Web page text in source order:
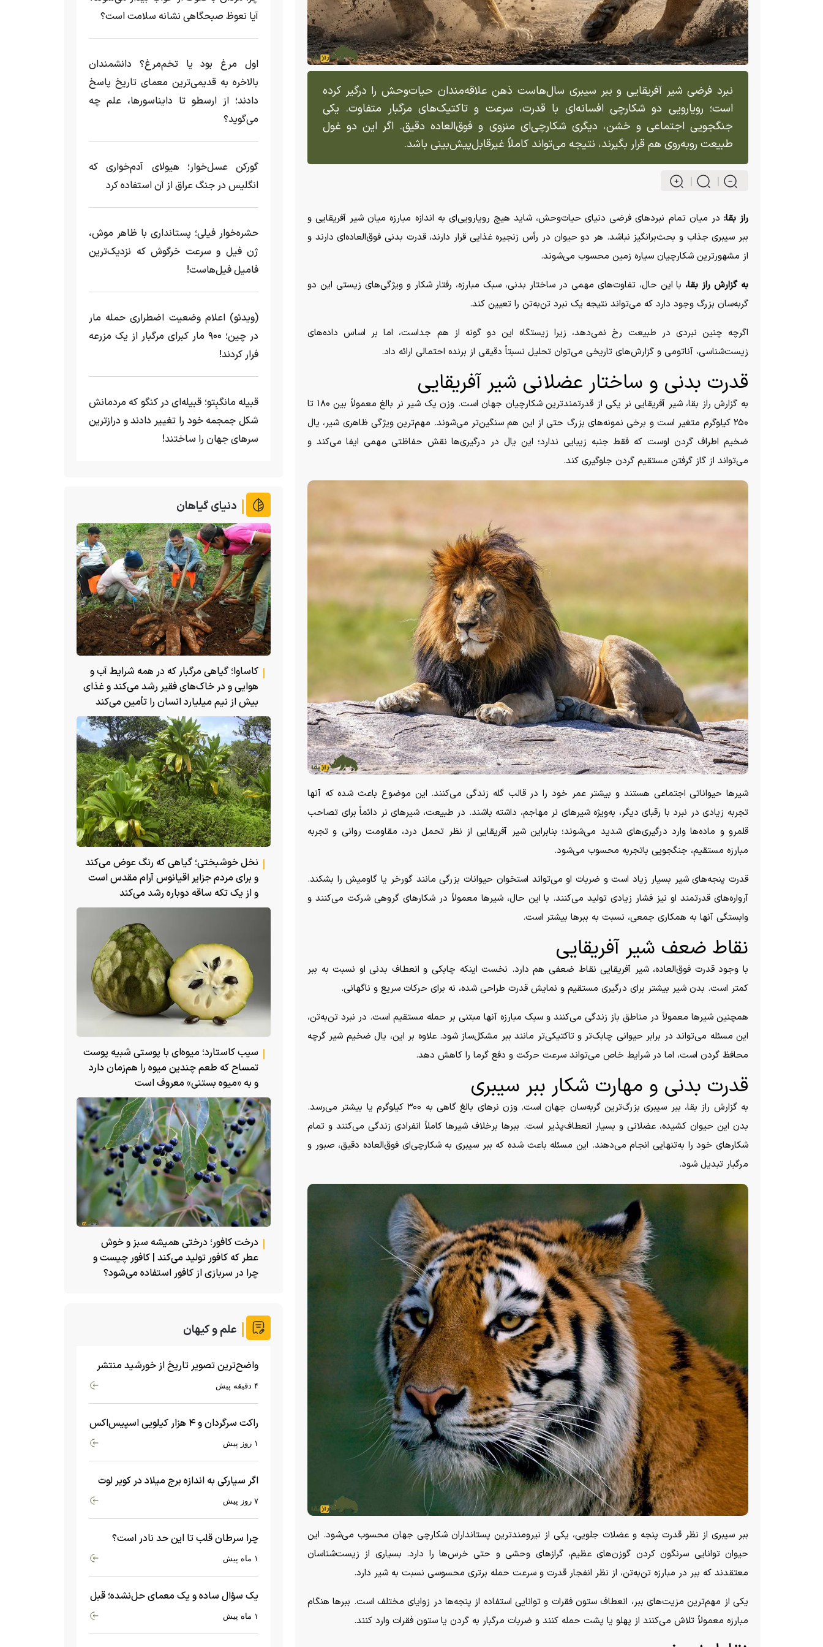
نبرد فرضی شیر آفریقایی و ببر سیبری سال‌هاست ذهن علاقه‌مندان حیات‌وحش را درگیر کرده
است؛ رویارویی دو شکارچی افسانه‌ای با قدرت، سرعت و تاکتیک‌های مرگبار متفاوت. یکی
جنگجویی اجتماعی و خشن، دیگری شکارچی‌ای منزوی و فوق‌العاده دقیق. اگر این دو غول
طبیعت روبه‌روی هم قرار بگیرند، نتیجه می‌تواند کاملاً غیرقابل‌پیش‌بینی باشد.
راز بقا: در میان تمام نبرد‌های فرضی دنیای حیات‌وحش، شاید هیچ رویارویی‌ای به اندازه مبارزه میان شیر آفریقایی و
ببر سیبری جذاب و بحث‌برانگیز نباشد. هر دو حیوان در رأس زنجیره غذایی قرار دارند، قدرت بدنی فوق‌العاده‌ای دارند و
از مشهورترین شکارچیان سیاره زمین محسوب می‌شوند.
به گزارش راز بقا، با این حال، تفاوت‌های مهمی در ساختار بدنی، سبک مبارزه، رفتار شکار و ویژگی‌های زیستی این دو
گربه‌سان بزرگ وجود دارد که می‌تواند نتیجه یک نبرد تن‌به‌تن را تعیین کند.
اگرچه چنین نبردی در طبیعت رخ نمی‌دهد، زیرا زیستگاه این دو گونه از هم جداست، اما بر اساس داده‌های
زیست‌شناسی، آناتومی و گزارش‌های تاریخی می‌توان تحلیل نسبتاً دقیقی از برنده احتمالی ارائه داد.
قدرت بدنی و ساختار عضلانی شیر آفریقایی
به گزارش راز بقا، شیر آفریقایی نر یکی از قدرتمندترین شکارچیان جهان است. وزن یک شیر نر بالغ معمولاً بین ۱۸۰ تا
۲۵۰ کیلوگرم متغیر است و برخی نمونه‌های بزرگ حتی از این هم سنگین‌تر می‌شوند. مهم‌ترین ویژگی ظاهری شیر، یال
ضخیم اطراف گردن اوست که فقط جنبه زیبایی ندارد؛ این یال در درگیری‌ها نقش حفاظتی مهمی ایفا می‌کند و
می‌تواند از گاز گرفتن مستقیم گردن جلوگیری کند.
شیر‌ها حیواناتی اجتماعی هستند و بیشتر عمر خود را در قالب گله زندگی می‌کنند. این موضوع باعث شده که آنها
تجربه زیادی در نبرد با رقبای دیگر، به‌ویژه شیر‌های نر مهاجم، داشته باشند. در طبیعت، شیر‌های نر دائماً برای تصاحب
قلمرو و ماده‌ها وارد درگیری‌های شدید می‌شوند؛ بنابراین شیر آفریقایی از نظر تحمل درد، مقاومت روانی و تجربه
مبارزه مستقیم، جنگجویی باتجربه محسوب می‌شود.
قدرت پنجه‌های شیر بسیار زیاد است و ضربات او می‌تواند استخوان حیوانات بزرگی مانند گورخر یا گاومیش را بشکند.
آرواره‌های قدرتمند او نیز فشار زیادی تولید می‌کنند. با این حال، شیر‌ها معمولاً در شکار‌های گروهی شرکت می‌کنند و
وابستگی آنها به همکاری جمعی، نسبت به ببر‌ها بیشتر است.
نقاط ضعف شیر آفریقایی
با وجود قدرت فوق‌العاده، شیر آفریقایی نقاط ضعفی هم دارد. نخست اینکه چابکی و انعطاف بدنی او نسبت به ببر
کمتر است. بدن شیر بیشتر برای درگیری مستقیم و نمایش قدرت طراحی شده، نه برای حرکات سریع و ناگهانی.
همچنین شیر‌ها معمولاً در مناطق باز زندگی می‌کنند و سبک مبارزه آنها مبتنی بر حمله مستقیم است. در نبرد تن‌به‌تن،
این مسئله می‌تواند در برابر حیوانی چابک‌تر و تاکتیکی‌تر مانند ببر مشکل‌ساز شود. علاوه بر این، یال ضخیم شیر گرچه
محافظ گردن است، اما در شرایط خاص می‌تواند سرعت حرکت و دفع گرما را کاهش دهد.
قدرت بدنی و مهارت شکار ببر سیبری
به گزارش راز بقا، ببر سیبری بزرگ‌ترین گربه‌سان جهان است. وزن نر‌های بالغ گاهی به ۳۰۰ کیلوگرم یا بیشتر می‌رسد.
بدن این حیوان کشیده، عضلانی و بسیار انعطاف‌پذیر است. ببر‌ها برخلاف شیر‌ها کاملاً انفرادی زندگی می‌کنند و تمام
شکار‌های خود را به‌تنهایی انجام می‌دهند. این مسئله باعث شده که ببر سیبری به شکارچی‌ای فوق‌العاده دقیق، صبور و
مرگبار تبدیل شود.
ببر سیبری از نظر قدرت پنجه و عضلات جلویی، یکی از نیرومندترین پستانداران شکارچی جهان محسوب می‌شود. این
حیوان توانایی سرنگون کردن گوزن‌های عظیم، گراز‌های وحشی و حتی خرس‌ها را دارد. بسیاری از زیست‌شناسان
معتقدند که ببر در مبارزه تن‌به‌تن، از نظر انفجار قدرت و سرعت حمله برتری محسوسی نسبت به شیر دارد.
یکی از مهم‌ترین مزیت‌های ببر، انعطاف ستون فقرات و توانایی استفاده از پنجه‌ها در زوایای مختلف است. ببر‌ها هنگام
مبارزه معمولاً تلاش می‌کنند از پهلو یا پشت حمله کنند و ضربات مرگبار به گردن یا ستون فقرات وارد کنند.
آیا نعوظ صبحگاهی نشانه سلامت است؟
اول مرغ بود یا تخم‌مرغ؟ دانشمندان
بالاخره به قدیمی‌ترین معمای تاریخ پاسخ
دادند؛ از ارسطو تا دایناسورها، علم چه
می‌گوید؟
گورکن عسل‌خوار؛ هیولای آدم‌خواری که
انگلیس در جنگ عراق از آن استفاده کرد
حشره‌خوار فیلی؛ پستانداری با ظاهر موش،
ژن فیل و سرعت خرگوش که نزدیک‌ترین
فامیل فیل‌هاست!
(ویدئو) اعلام وضعیت اضطراری حمله مار‌
در چین؛ ۹۰۰ مار کبرای مرگبار از یک مزرعه‌
فرار کردند!
قبیله مانگبِتو؛ قبیله‌ای در کنگو که مردمانش
شکل جمجمه خود را تغییر دادند و درازترین
سرهای جهان را ساختند!
دنیای گیاهان
کاساوا؛ گیاهی مرگبار که در همه شرایط آب و
هوایی و در خاک‌های فقیر رشد می‌کند و غذای
بیش از نیم میلیارد انسان را تأمین می‌کند
نخل خوشبختی؛ گیاهی که رنگ عوض می‌کند
و برای مردم جزایر اقیانوس آرام مقدس است
و از یک تکه ساقه دوباره رشد می‌کند
سیب کاستارد؛ میوه‌ای با پوستی شبیه پوست
تمساح که طعم چندین میوه را هم‌زمان دارد
و به «میوه بستنی» معروف است
درخت کافور؛ درختی همیشه سبز و خوش
عطر که کافور تولید می‌کند | کافور چیست و
چرا در سربازی از کافور استفاده می‌شود؟
علم و کیهان
واضح‌ترین تصویر تاریخ از خورشید منتشر
شد
۴ دقیقه پیش
راکت سرگردان و ۴ هزار کیلویی اسپیس‌اکس
۱ روز پیش
اگر سیارکی به اندازه برج میلاد در کویر لوت
سقوط کند، چه اتفاقی می‌افتد؟
۷ روز پیش
چرا سرطان قلب تا این حد نادر است؟
ماجرای معامله عجیبی که در بدن اتفاق۱ ماه پیش
یک سؤال ساده و یک معمای حل‌نشده؛ قبل
از بیگ‌بنگ و آغاز جهان چه چیزی وجود۱ ماه پیش